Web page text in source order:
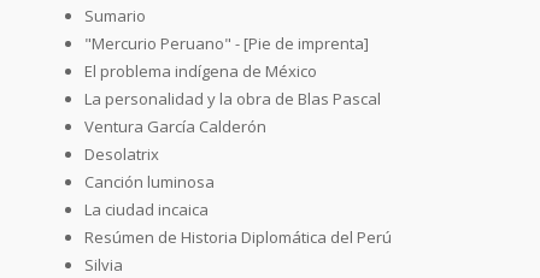
Sumario
"Mercurio Peruano" - [Pie de imprenta]
El problema indígena de México
La personalidad y la obra de Blas Pascal
Ventura García Calderón
Desolatrix
Canción luminosa
La ciudad incaica
Resúmen de Historia Diplomática del Perú
Silvia